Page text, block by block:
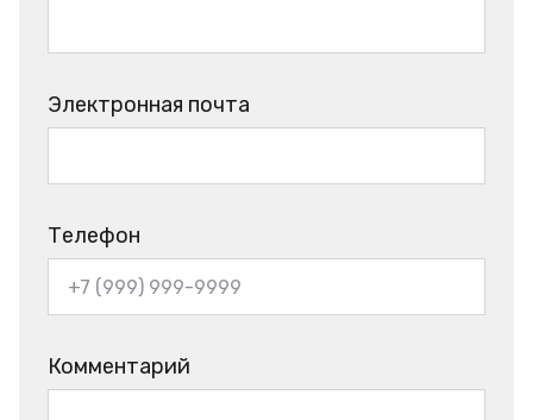
Электронная почта
Телефон
Комментарий